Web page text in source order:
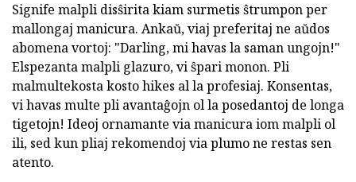
Signife malpli disŝirita kiam surmetis ŝtrumpon per
mallongaj manicura. Ankaŭ, viaj preferitaj ne aŭdos
abomena vortoj: "Darling, mi havas la saman ungojn!"
Elspezanta malpli glazuro, vi ŝpari monon. Pli
malmultekosta kosto hikes al la profesiaj. Konsentas,
vi havas multe pli avantaĝojn ol la posedantoj de longa
tigetojn! Ideoj ornamante via manicura iom malpli ol
ili, sed kun pliaj rekomendoj via plumo ne restas sen
atento.